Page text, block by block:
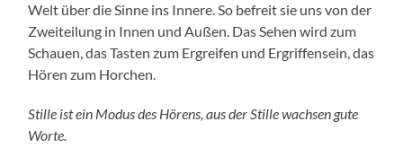
Welt über die Sinne ins Innere. So befreit sie uns von der
Zweiteilung in Innen und Außen. Das Sehen wird zum
Schauen, das Tasten zum Ergreifen und Ergriffensein, das
Hören zum Horchen.
Stille ist ein Modus des Hörens, aus der Stille wachsen gute
Worte.